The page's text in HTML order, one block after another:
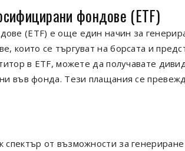
фондове (ETF)
(ETF) е още един начин за
които се търгуват на борсата и
в ETF, можете да получавате
във фонда. Тези плащания се
от възможности за